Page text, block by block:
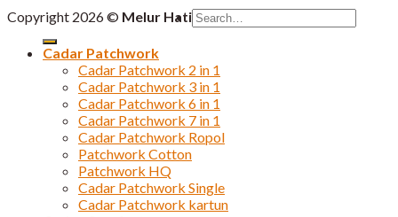
Copyright 2026 © Melur HatiSearch
for:
Cadar Patchwork
Cadar Patchwork 2 in 1
Cadar Patchwork 3 in 1
Cadar Patchwork 6 in 1
Cadar Patchwork 7 in 1
Cadar Patchwork Ropol
Patchwork Cotton
Patchwork HQ
Cadar Patchwork Single
Cadar Patchwork kartun